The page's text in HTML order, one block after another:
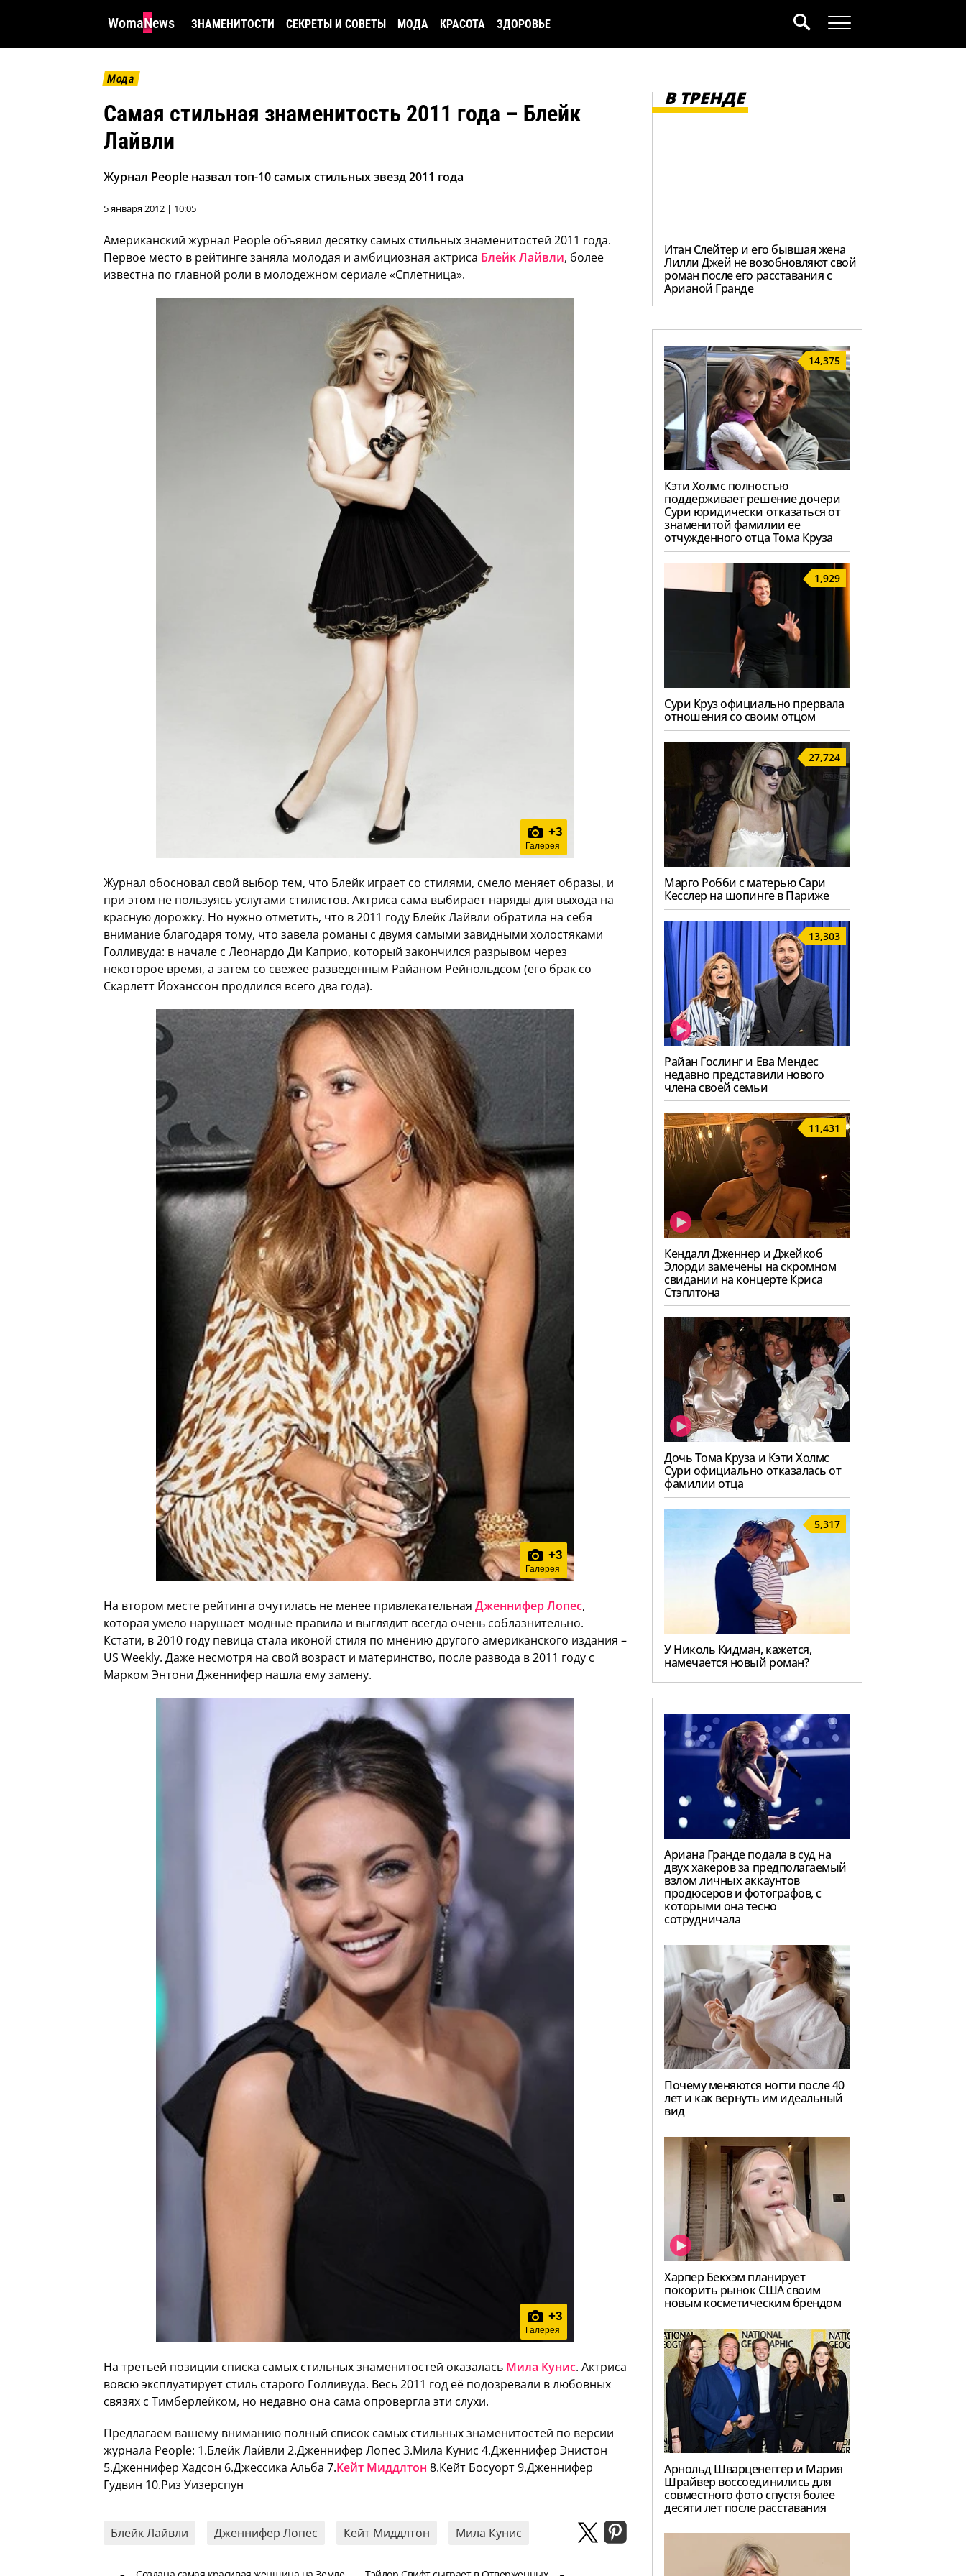
WomaNews ЗНАМЕНИТОСТИ СЕКРЕТЫ И СОВЕТЫ МОДА КРАСОТА ЗДОРОВЬЕ
Мода
Самая стильная знаменитость 2011 года – Блейк
Лайвли
Журнал People назвал топ-10 самых стильных звезд 2011 года
5 января 2012 | 10:05
Американский журнал People объявил десятку самых стильных знаменитостей 2011 года.
Первое место в рейтинге заняла молодая и амбициозная актриса Блейк Лайвли, более
известна по главной роли в молодежном сериале «Сплетница».
+3
Галерея
Журнал обосновал свой выбор тем, что Блейк играет со стилями, смело меняет образы, и
при этом не пользуясь услугами стилистов. Актриса сама выбирает наряды для выхода на
красную дорожку. Но нужно отметить, что в 2011 году Блейк Лайвли обратила на себя
внимание благодаря тому, что завела романы с двумя самыми завидными холостяками
Голливуда: в начале с Леонардо Ди Каприо, который закончился разрывом через
некоторое время, а затем со свежее разведенным Райаном Рейнольдсом (его брак со
Скарлетт Йоханссон продлился всего два года).
+3
Галерея
На втором месте рейтинга очутилась не менее привлекательная Дженнифер Лопес,
которая умело нарушает модные правила и выглядит всегда очень соблазнительно.
Кстати, в 2010 году певица стала иконой стиля по мнению другого американского издания –
US Weekly. Даже несмотря на свой возраст и материнство, после развода в 2011 году с
Марком Энтони Дженнифер нашла ему замену.
+3
Галерея
На третьей позиции списка самых стильных знаменитостей оказалась Мила Кунис. Актриса
вовсю эксплуатирует стиль старого Голливуда. Весь 2011 год её подозревали в любовных
связях с Тимберлейком, но недавно она сама опровергла эти слухи.
Предлагаем вашему вниманию полный список самых стильных знаменитостей по версии
журнала People: 1.Блейк Лайвли 2.Дженнифер Лопес 3.Мила Кунис 4.Дженнифер Энистон
5.Дженнифер Хадсон 6.Джессика Альба 7.Кейт Миддлтон 8.Кейт Босуорт 9.Дженнифер
Гудвин 10.Риз Уизерспун
Блейк Лайвли Дженнифер Лопес Кейт Миддлтон Мила Кунис
В ТРЕНДЕ
Итан Слейтер и его бывшая жена
Лилли Джей не возобновляют свой
роман после его расставания с
Арианой Гранде
14,375
Кэти Холмс полностью
поддерживает решение дочери
Сури юридически отказаться от
знаменитой фамилии ее
отчужденного отца Тома Круза
1,929
Сури Круз официально прервала
отношения со своим отцом
27,724
Марго Робби с матерью Сари
Кесслер на шопинге в Париже
13,303
Райан Гослинг и Ева Мендес
недавно представили нового
члена своей семьи
11,431
Кендалл Дженнер и Джейкоб
Элорди замечены на скромном
свидании на концерте Криса
Стэплтона
Дочь Тома Круза и Кэти Холмс
Сури официально отказалась от
фамилии отца
5,317
У Николь Кидман, кажется,
намечается новый роман?
Ариана Гранде подала в суд на
двух хакеров за предполагаемый
взлом личных аккаунтов
продюсеров и фотографов, с
которыми она тесно
сотрудничала
Почему меняются ногти после 40
лет и как вернуть им идеальный
вид
Харпер Бекхэм планирует
покорить рынок США своим
новым косметическим брендом
Арнольд Шварценеггер и Мария
Шрайвер воссоединились для
совместного фото спустя более
десяти лет после расставания